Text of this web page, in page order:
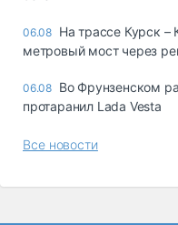
06.08 На трассе Курск –
метровый мост через
06.08 Во Фрунзенском
протаранил Lada Vesta
Все новости